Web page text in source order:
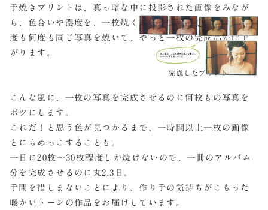
手焼きプリントは、真っ暗な中に投影された画像をみなが
ら、色合いや濃度を、一枚焼くたびに微調節していき、何
度も何度も同じ写真を焼いて、やっと一枚の完成品が仕上
がります。
完成したプリント
こんな風に、一枚の写真を完成させるのに何枚もの写真を
ボツにします。
これだ！と思う色が見つかるまで、一時間以上一枚の画像
とにらめっこすることも。
一日に20枚～30枚程度しか焼けないので、一冊のアルバム
分を完成させるのに丸2,3日。
手間を惜しまないことにより、作り手の気持ちがこもった
暖かいトーンの作品をお届けしています。